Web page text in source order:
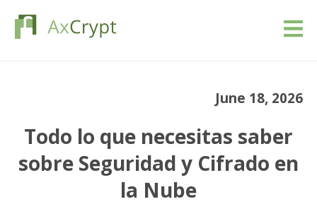
June 18, 2026
Todo lo que necesitas saber
sobre Seguridad y Cifrado en
la Nube